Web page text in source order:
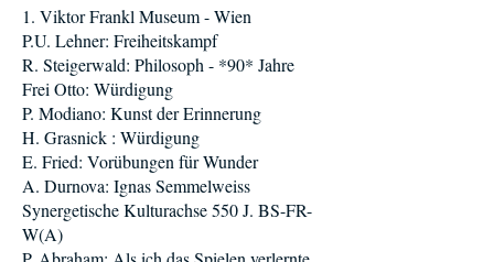
1. Viktor Frankl Museum - Wien
P.U. Lehner: Freiheitskampf
R. Steigerwald: Philosoph - *90* Jahre
Frei Otto: Würdigung
P. Modiano: Kunst der Erinnerung
H. Grasnick : Würdigung
E. Fried: Vorübungen für Wunder
A. Durnova: Ignas Semmelweiss
Synergetische Kulturachse 550 J. BS-FR-
W(A)